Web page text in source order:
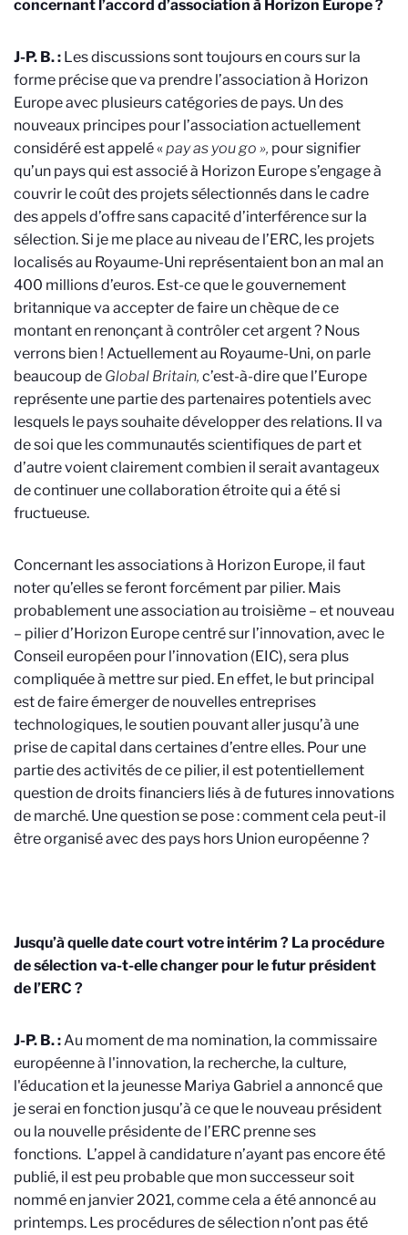
concernant l’accord d’association à Horizon Europe ?
J-P. B. : Les discussions sont toujours en cours sur la
forme précise que va prendre l’association à Horizon
Europe avec plusieurs catégories de pays. Un des
nouveaux principes pour l’association actuellement
considéré est appelé « pay as you go », pour signifier
qu’un pays qui est associé à Horizon Europe s’engage à
couvrir le coût des projets sélectionnés dans le cadre
des appels d’offre sans capacité d’interférence sur la
sélection. Si je me place au niveau de l’ERC, les projets
localisés au Royaume-Uni représentaient bon an mal an
400 millions d’euros. Est-ce que le gouvernement
britannique va accepter de faire un chèque de ce
montant en renonçant à contrôler cet argent ? Nous
verrons bien ! Actuellement au Royaume-Uni, on parle
beaucoup de Global Britain, c’est-à-dire que l’Europe
représente une partie des partenaires potentiels avec
lesquels le pays souhaite développer des relations. Il va
de soi que les communautés scientifiques de part et
d’autre voient clairement combien il serait avantageux
de continuer une collaboration étroite qui a été si
fructueuse.
Concernant les associations à Horizon Europe, il faut
noter qu’elles se feront forcément par pilier. Mais
probablement une association au troisième – et nouveau
– pilier d’Horizon Europe centré sur l’innovation, avec le
Conseil européen pour l’innovation (EIC), sera plus
compliquée à mettre sur pied. En effet, le but principal
est de faire émerger de nouvelles entreprises
technologiques, le soutien pouvant aller jusqu’à une
prise de capital dans certaines d’entre elles. Pour une
partie des activités de ce pilier, il est potentiellement
question de droits financiers liés à de futures innovations
de marché. Une question se pose : comment cela peut-il
être organisé avec des pays hors Union européenne?
Jusqu’à quelle date court votre intérim ? La procédure
de sélection va-t-elle changer pour le futur président
de l’ERC ?
J-P. B. : Au moment de ma nomination, la commissaire
européenne à l'innovation, la recherche, la culture,
l'éducation et la jeunesse Mariya Gabriel a annoncé que
je serai en fonction jusqu’à ce que le nouveau président
ou la nouvelle présidente de l’ERC prenne ses
fonctions. L’appel à candidature n’ayant pas encore été
publié, il est peu probable que mon successeur soit
nommé en janvier 2021, comme cela a été annoncé au
printemps. Les procédures de sélection n’ont pas été